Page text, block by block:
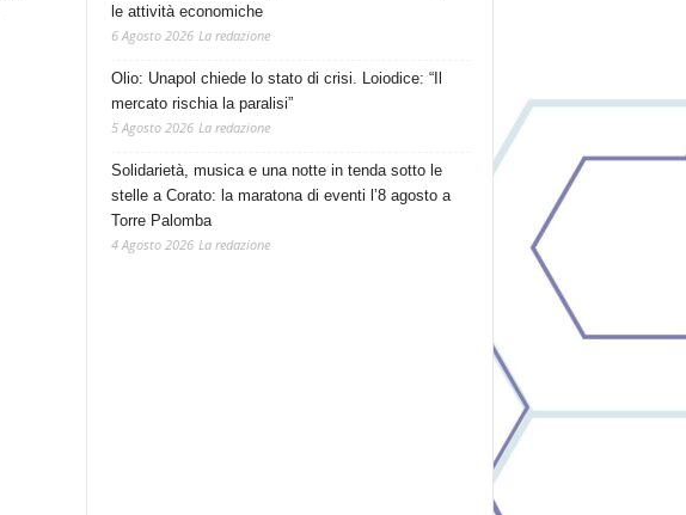
le attività economiche
6 Agosto 2026 La redazione
Olio: Unapol chiede lo stato di crisi. Loiodice: “Il
mercato rischia la paralisi”
5 Agosto 2026 La redazione
Solidarietà, musica e una notte in tenda sotto le
stelle a Corato: la maratona di eventi l’8 agosto a
Torre Palomba
4 Agosto 2026 La redazione